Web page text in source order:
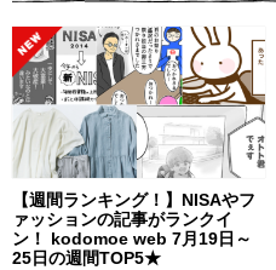
【週間ランキング！】NISAやフ
ァッションの記事がランクイ
ン！ kodomoe web 7月19日～
25日の週間TOP5★